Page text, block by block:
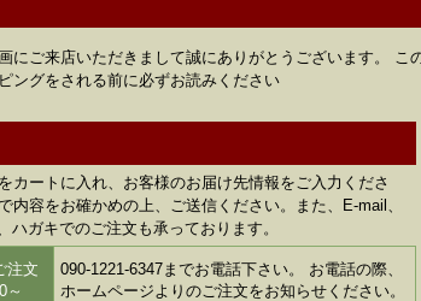
画にご来店いただきまして誠にありがとうございます。
ングをされる前に必ずお読みください
カートに入れ、お客様のお届け先情報をご入力くださ
内容をお確かめの上、ご送信ください。また、E-mail、
ハガキでのご注文も承っております。
注文
～
090-1221-6347までお電話下さい。 お電話の際、
ホームページよりのご注文をお知らせください。